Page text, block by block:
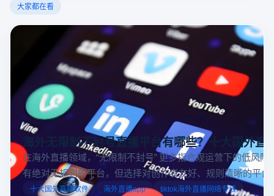
大家都在看
海外无限制不封号直播平台有哪些？十大国外直
在海外直播领域，“无限制不封号” 更多指合规运营下的低风
有绝对无规则的平台，但选择对创作者友好、规则清晰的平台
业工具规避风险，能显著降低封号概率。以下推荐十大国外
十大国外直播软件 海外直播app tiktok海外直播网络专线